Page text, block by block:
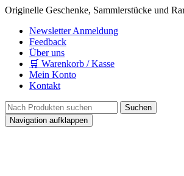
Originelle Geschenke, Sammlerstücke und
Newsletter Anmeldung
Feedback
Über uns
🛒 Warenkorb / Kasse
Mein Konto
Kontakt
Navigation aufklappen